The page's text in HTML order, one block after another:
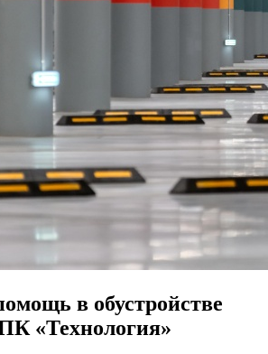
в обустройстве
«Технология»